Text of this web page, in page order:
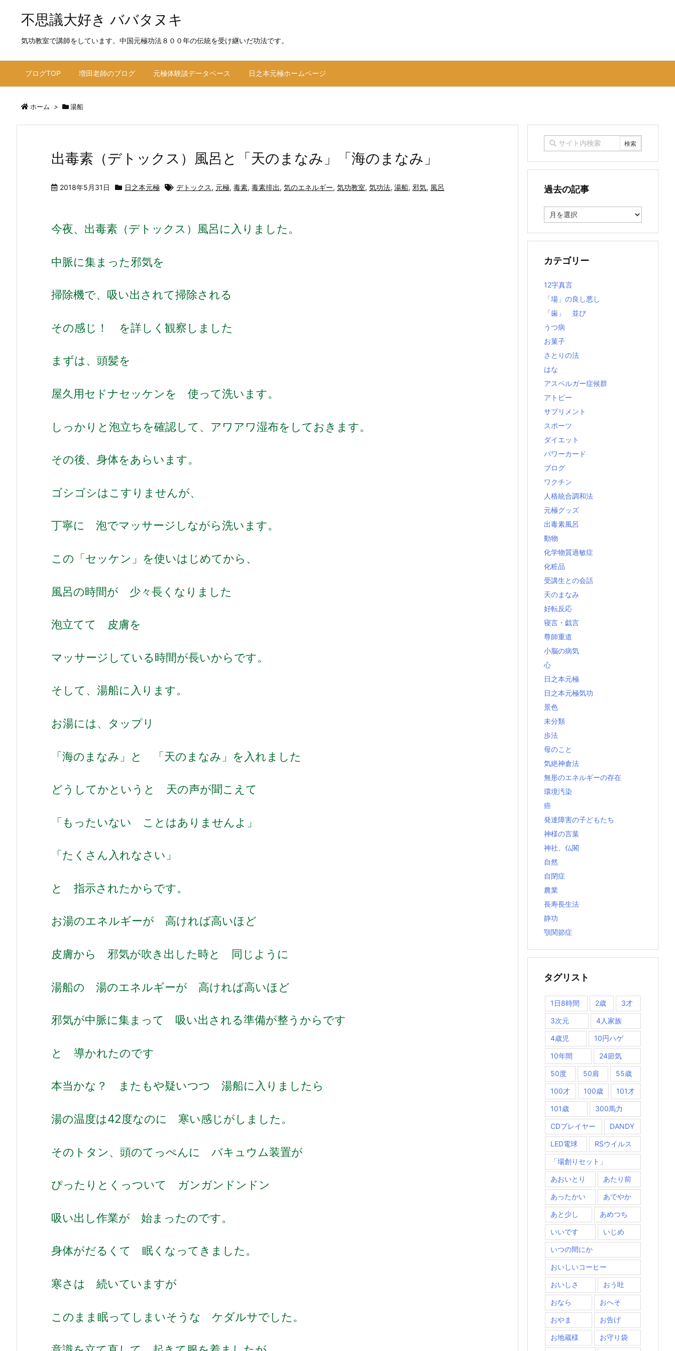
不思議大好き ババタヌキ
気功教室で講師をしています。中国元極功法８００年の伝統を受け継いだ功法です。
ブログTOP 増田老師のブログ 元極体験談データベース 日之本元極ホームページ
ホーム > 湯船
出毒素（デトックス）風呂と「天のまなみ」「海のまなみ」
2018年5月31日 日之本元極 デトックス, 元極, 毒素, 毒素排出, 気のエネルギー, 気功教室, 気功法, 湯船, 邪気, 風呂
今夜、出毒素（デトックス）風呂に入りました。
中脈に集まった邪気を
掃除機で、吸い出されて掃除される
その感じ！ を詳しく観察しました
まずは、頭髪を
屋久用セドナセッケンを 使って洗います。
しっかりと泡立ちを確認して、アワアワ湿布をしておきます。
その後、身体をあらいます。
ゴシゴシはこすりませんが、
丁寧に 泡でマッサージしながら洗います。
この「セッケン」を使いはじめてから、
風呂の時間が 少々長くなりました
泡立てて 皮膚を
マッサージしている時間が長いからです。
そして、湯船に入ります。
お湯には、タップリ
「海のまなみ」と 「天のまなみ」を入れました
どうしてかというと 天の声が聞こえて
「もったいない ことはありませんよ」
「たくさん入れなさい」
と 指示されたからです。
お湯のエネルギーが 高ければ高いほど
皮膚から 邪気が吹き出した時と 同じように
湯船の 湯のエネルギーが 高ければ高いほど
邪気が中脈に集まって 吸い出される準備が整うからです
と 導かれたのです
本当かな？ またもや疑いつつ 湯船に入りましたら
湯の温度は42度なのに 寒い感じがしました。
そのトタン、頭のてっぺんに バキュウム装置が
ぴったりとくっついて ガンガンドンドン
吸い出し作業が 始まったのです。
身体がだるくて 眠くなってきました。
寒さは 続いていますが
このまま眠ってしまいそうな ケダルサでした。
過去の記事
去
記
カテゴリー
12字真言
「場」の良し悪し
「歯」 並び
うつ病
お菓子
さとりの法
はな
アスペルガー症候群
アトピー
サプリメント
スポーツ
ダイエット
パワーカード
ブログ
ワクチン
人格統合調和法
元極グッズ
出毒素風呂
動物
化学物質過敏症
化粧品
受講生との会話
天のまなみ
好転反応
寝言・戯言
尊師重道
小脳の病気
心
日之本元極
日之本元極気功
景色
未分類
歩法
母のこと
気絶神倉法
無形のエネルギーの存在
環境汚染
癌
発達障害の子どもたち
神様の言葉
神社、仏閣
自然
自閉症
農業
長寿長生法
静功
顎関節症
タグリスト
1日8時間 2歳 3才
3次元 4人家族
4歳児 10円ハゲ
10年間 24節気
50度 50肩 55歳
100才 100歳 101才
101歳 300馬力
CDプレイヤー DANDY
LED電球 RSウイルス
「場創りセット」
あおいとり あたり前
あったかい あでやか
あと少し あめつち
いいです いじめ
いつの間にか
おいしいコーヒー
おいしさ おう吐
おなら おへそ
おやま お告げ
お地蔵様 お守り袋